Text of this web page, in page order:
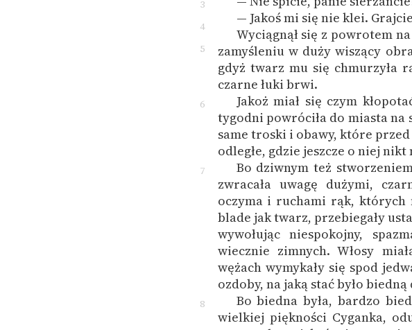
3
4 — Jakoś mi się nie klei.
5
Wyciągnął się z powrotem
zamyśleniu w duży wiszący
gdyż twarz mu się chmurzyła
czarne łuki brwi.
6
Jakoż miał się czym
tygodni powróciła do miasta na
same troski i obawy, które
odległe, gdzie jeszcze o niej nikt
7
Bo dziwnym też
zwracała uwagę dużymi,
oczyma i ruchami rąk, których
blade jak twarz, przebiegały
wywołując niespokojny,
wiecznie zimnych. Włosy
wężach wymykały się spod
ozdoby, na jaką stać było
8
Bo biedna była, bardzo
wielkiej piękności Cyganka,